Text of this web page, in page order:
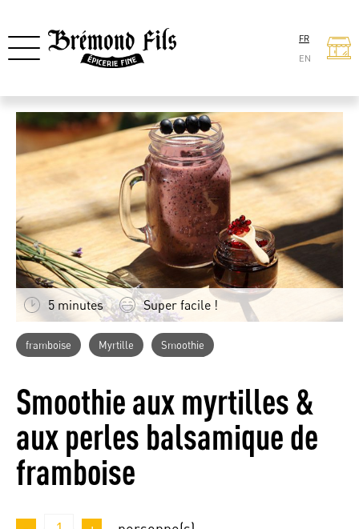
FR
EN
5 minutes Super facile !
framboise Myrtille Smoothie
Smoothie aux myrtilles &
aux perles balsamique de
framboise